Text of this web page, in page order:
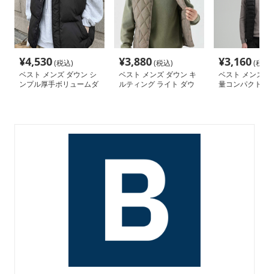
¥4,530(税込)
ベスト メンズ ダウン シ
ンプル厚手ボリュームダ
¥3,880(税込)
ベスト メンズ ダウン キ
ルティング ライト ダウ
¥3,160(税
ベスト メンズ
量コンパクト